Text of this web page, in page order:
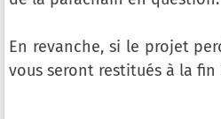
En revanche, si le projet
vous seront restitués à la